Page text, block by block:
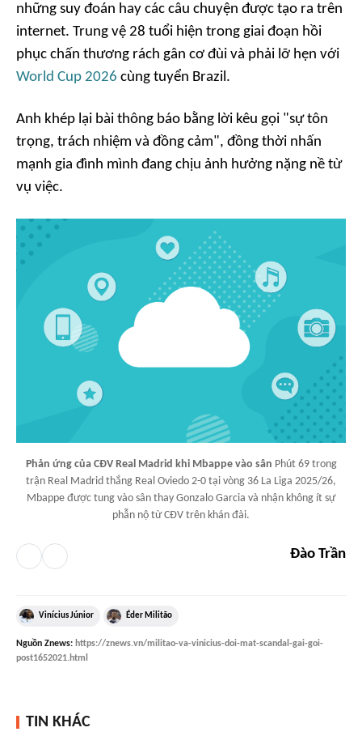
những suy đoán hay các câu chuyện được tạo ra trên
internet. Trung vệ 28 tuổi hiện trong giai đoạn hồi
phục chấn thương rách gân cơ đùi và phải lỡ hẹn với
World Cup 2026 cùng tuyển Brazil.
Anh khép lại bài thông báo bằng lời kêu gọi "sự tôn
trọng, trách nhiệm và đồng cảm", đồng thời nhấn
mạnh gia đình mình đang chịu ảnh hưởng nặng nề từ
vụ việc.
Phản ứng của CĐV Real Madrid khi Mbappe vào sân Phút 69 trong
trận Real Madrid thắng Real Oviedo 2-0 tại vòng 36 La Liga 2025/26,
Mbappe được tung vào sân thay Gonzalo Garcia và nhận không ít sự
phẫn nộ từ CĐV trên khán đài.
Đào Trần
Vinícius Júnior Éder Militão
Nguồn Znews: https://znews.vn/militao-va-vinicius-doi-mat-scandal-gai-goi-
post1652021.html
TIN KHÁC